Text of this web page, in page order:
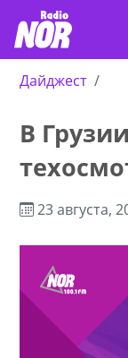
Дайджест
В
23 августа,